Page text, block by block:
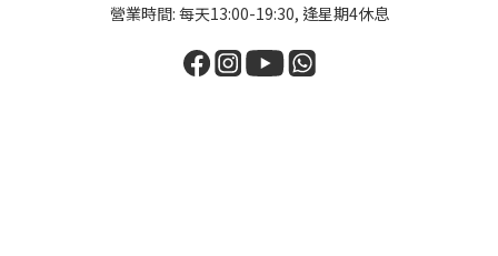
營業時間: 每天13:00-19:30, 逢星期4休息